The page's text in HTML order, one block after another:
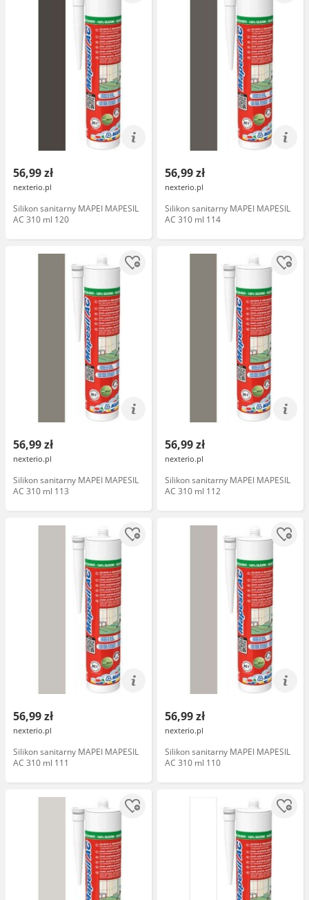
56,99 zł
nexterio.pl
Silikon sanitarny MAPEI MAPESIL
AC 310 ml 120
56,99 zł
nexterio.pl
Silikon sanitarny MAPEI MAPESIL
AC 310 ml 114
56,99 zł
nexterio.pl
Silikon sanitarny MAPEI MAPESIL
AC 310 ml 113
56,99 zł
nexterio.pl
Silikon sanitarny MAPEI MAPESIL
AC 310 ml 112
56,99 zł
nexterio.pl
Silikon sanitarny MAPEI MAPESIL
AC 310 ml 111
56,99 zł
nexterio.pl
Silikon sanitarny MAPEI MAPESIL
AC 310 ml 110